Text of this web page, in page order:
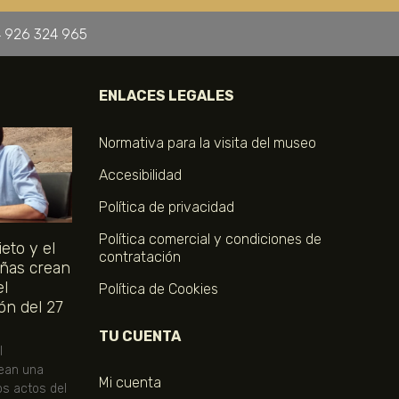
926 324 965
y el
crean
del 27
una
actos del
ENLACES LEGALES
Normativa para la visita del museo
Accesibilidad
Política de privacidad
Política comercial y condiciones de
contratación
Política de Cookies
TU CUENTA
Mi cuenta